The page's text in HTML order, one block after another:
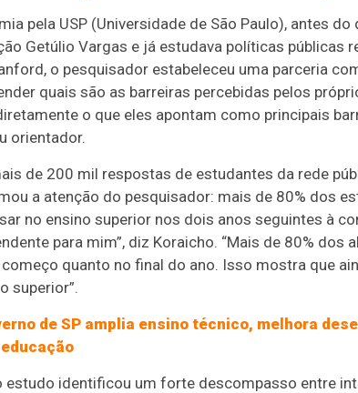
pela USP (Universidade de São Paulo), antes
Getúlio Vargas e já estudava políticas públicas
o pesquisador estabeleceu uma parceria
quais são as barreiras percebidas pelos
o que eles apontam como principais
orientador.
de 200 mil respostas de estudantes da rede
a atenção do pesquisador: mais de 80% dos
no ensino superior nos dois anos seguintes à
para mim”, diz Koraicho. “Mais de 80% dos
quanto no final do ano. Isso mostra que
superior”.
de SP amplia ensino técnico, melhora
estudo identificou um forte descompasso entre